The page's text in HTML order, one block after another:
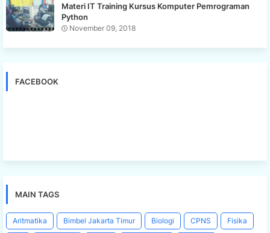
Materi IT Training Kursus Komputer Pemrograman
Python
November 09, 2018
FACEBOOK
MAIN TAGS
Aritmatika Bimbel Jakarta Timur Biologi CPNS Fisika